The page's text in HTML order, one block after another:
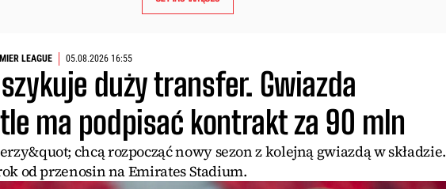
LEAGUE 05.08.2026 16:55
duży transfer. Gwiazda
ma podpisać kontrakt za 90 mln
chcą rozpocząć nowy sezon z kolejną gwiazdą w składzie.
od przenosin na Emirates Stadium.